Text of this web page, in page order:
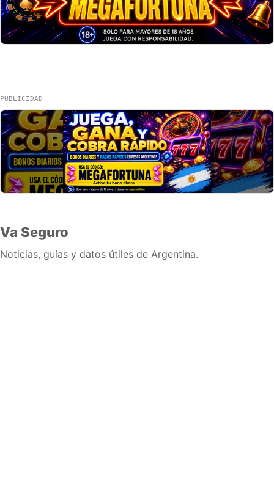
PUBLICIDAD
Va Seguro
Noticias, guías y datos útiles de Argentina.